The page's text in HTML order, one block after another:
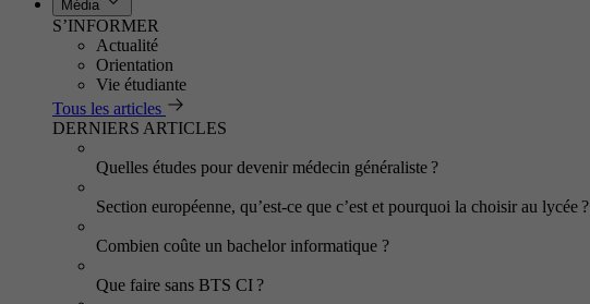
Média
S’INFORMER
Actualité
Orientation
Vie étudiante
Tous les articles
DERNIERS ARTICLES
Quelles études pour devenir médecin généraliste ?
Section européenne, qu’est-ce que c’est et pourquoi la choisir au lycée ?
Combien coûte un bachelor informatique ?
Que faire sans BTS CI ?